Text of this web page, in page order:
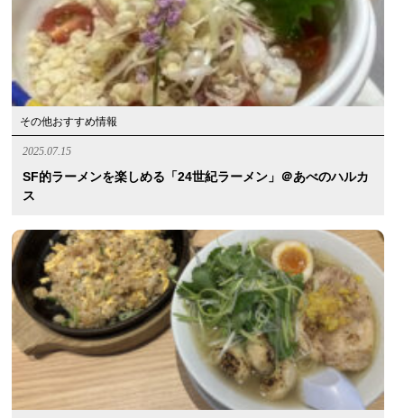
その他おすすめ情報
2025.07.15
SF的ラーメンを楽しめる「24世紀ラーメン」＠あべのハルカ
ス